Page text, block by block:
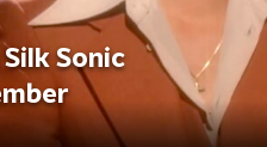
Sonic